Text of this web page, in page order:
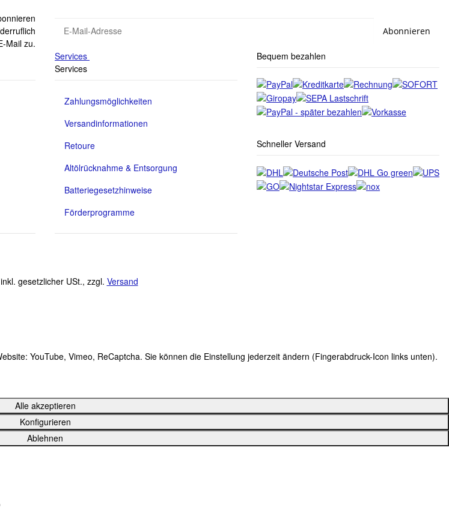
Mail zu.
Abonnieren
Services
Services
Zahlungsmöglichkeiten
Versandinformationen
Retoure
Altölrücknahme & Entsorgung
Batteriegesetzhinweise
Förderprogramme
Bequem bezahlen
Schneller Versand
gesetzlicher USt., zzgl. Versand
YouTube, Vimeo, ReCaptcha. Sie können die Einstellung jederzeit ändern (Fingerabdruck-Icon links unten).
Alle akzeptieren
Konfigurieren
Ablehnen